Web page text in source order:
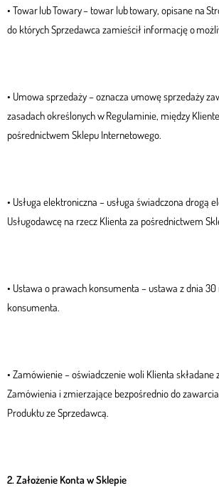
• Towar lub Towary – towar lub towary, opisane na
do których Sprzedawca zamieścił informację o
• Umowa sprzedaży – oznacza umowę sprzedaży
zasadach określonych w Regulaminie, między
pośrednictwem Sklepu Internetowego.
• Usługa elektroniczna – usługa świadczona drogą
Usługodawcę na rzecz Klienta za pośrednictwem
• Ustawa o prawach konsumenta – ustawa z dnia
konsumenta.
• Zamówienie – oświadczenie woli Klienta składane
Zamówienia i zmierzające bezpośrednio do
Produktu ze Sprzedawcą.
2. Założenie Konta w Sklepie